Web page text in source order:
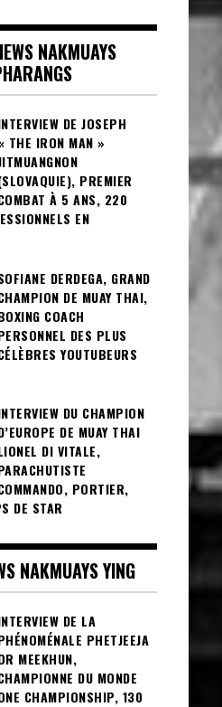
NAKMUAYS
DE JOSEPH
THE IRON MAN »
PREMIER
À 5 ANS, 220
EN
DERDEGA, GRAND
DE MUAY THAI,
COACH
DES PLUS
YOUTUBEURS
DU CHAMPION
DE MUAY THAI
DI VITALE,
PORTIER,
DE STAR
NAKMUAYS YING
DE LA
PHETJEEJA
MEEKHUN,
DU MONDE
CHAMPIONSHIP, 130